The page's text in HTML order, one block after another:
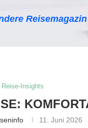
Reisemagazin
Reise-Insights
11. Juni 2026